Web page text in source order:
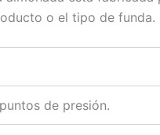
o el tipo de funda.
de presión.